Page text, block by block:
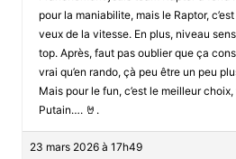
pour la maniabilite, mais le Raptor,
veux de la vitesse. En plus, niveau
top. Après, faut pas oublier que ça
vrai qu’en rando, çà peu être un peu
Mais pour le fun, c’est le meilleur
Putain…. 🤘.
23 mars 2026 à 17h49